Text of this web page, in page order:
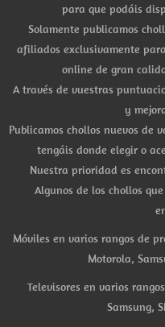
para que podáis
Solamente publicamos
afiliados exclusivamente
online de gran
A través de vuestras
y
Publicamos chollos nuevos de
tengáis donde elegir o
Nuestra prioridad es
Algunos de los chollos
Móviles en varios rangos de
Motorola,
Televisores en varios
Samsung,